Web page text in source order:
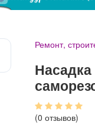
Ремонт,
(0 отзывов)